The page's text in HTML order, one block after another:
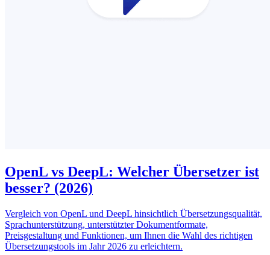
OpenL vs DeepL: Welcher Übersetzer ist
besser? (2026)
Vergleich von OpenL und DeepL hinsichtlich Übersetzungsqualität,
Sprachunterstützung, unterstützter Dokumentformate,
Preisgestaltung und Funktionen, um Ihnen die Wahl des richtigen
Übersetzungstools im Jahr 2026 zu erleichtern.